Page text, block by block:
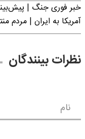
خبر فوری جنگ |
آمریکا به ایران | مردم
نظرات بینندگان
نام